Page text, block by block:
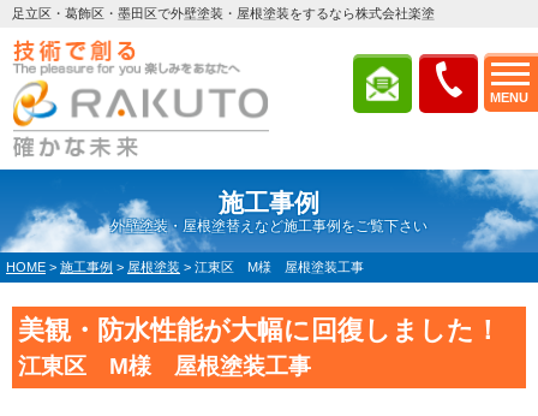
MENU
足立区・葛飾区・墨田区で外壁塗装・屋根塗装をするなら株式会社楽塗
施工事例
外壁塗装・屋根塗替えなど施工事例をご覧下さい
HOME > 施工事例 > 屋根塗装 > 江東区 M様 屋根塗装工事
美観・防水性能が大幅に回復しました！
江東区 M様 屋根塗装工事